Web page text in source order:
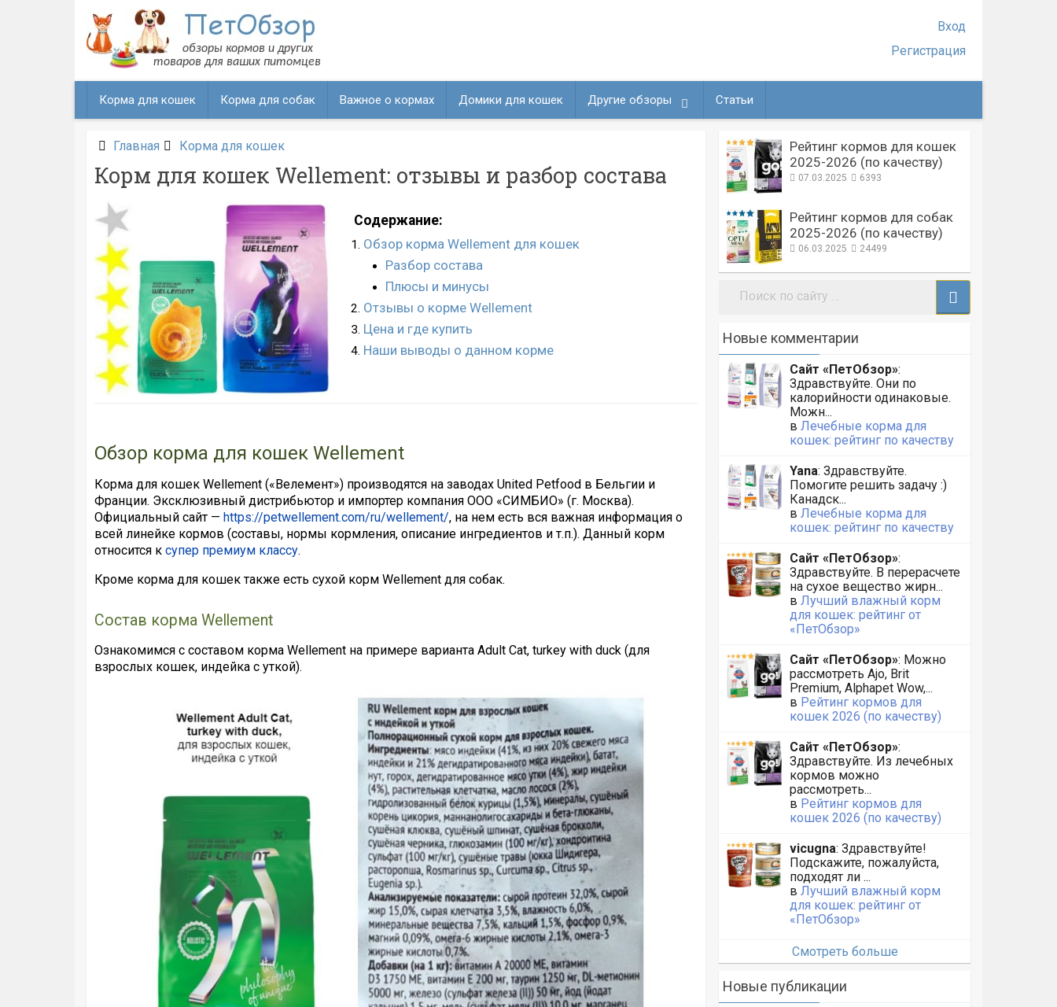
содержанию
Вход
Регистрация
Корма для кошек Корма для собак Важное о кормах Домики для кошек Другие обзоры Статьи
Главная Корма для кошек
Корм для кошек Wellement: отзывы и разбор состава
Содержание:
Обзор корма Wellement для кошек
Разбор состава
Плюсы и минусы
Отзывы о корме Wellement
Цена и где купить
Наши выводы о данном корме
Обзор корма для кошек Wellement
Корма для кошек Wellement («Велемент») производятся на заводах United Petfood в Бельгии и
Франции. Эксклюзивный дистрибьютор и импортер компания ООО «СИМБИО» (г. Москва).
Официальный сайт — https://petwellement.com/ru/wellement/, на нем есть вся важная информация о
всей линейке кормов (составы, нормы кормления, описание ингредиентов и т.п.). Данный корм
относится к супер премиум классу.
Кроме корма для кошек также есть сухой корм Wellement для собак.
Состав корма Wellement
Ознакомимся с составом корма Wellement на примере варианта Adult Cat, turkey with duck (для
взрослых кошек, индейка с уткой).
Рейтинг кормов для кошек
2025-2026 (по качеству)
07.03.2025 6393
Рейтинг кормов для собак
2025-2026 (по качеству)
06.03.2025 24499
Поиск:
Новые комментарии
Сайт «ПетОбзор»:
Здравствуйте. Они по
калорийности одинаковые.
Можн...
в Лечебные корма для
кошек: рейтинг по качеству
Yana: Здравствуйте.
Помогите решить задачу :)
Канадск...
в Лечебные корма для
кошек: рейтинг по качеству
Сайт «ПетОбзор»:
Здравствуйте. В перерасчете
на сухое вещество жирн...
в Лучший влажный корм
для кошек: рейтинг от
«ПетОбзор»
Сайт «ПетОбзор»: Можно
рассмотреть Ajo, Brit
Premium, Alphapet Wow,...
в Рейтинг кормов для
кошек 2026 (по качеству)
Сайт «ПетОбзор»:
Здравствуйте. Из лечебных
кормов можно
рассмотреть...
в Рейтинг кормов для
кошек 2026 (по качеству)
vicugna: Здравствуйте!
Подскажите, пожалуйста,
подходят ли ...
в Лучший влажный корм
для кошек: рейтинг от
«ПетОбзор»
Смотреть больше
Новые публикации